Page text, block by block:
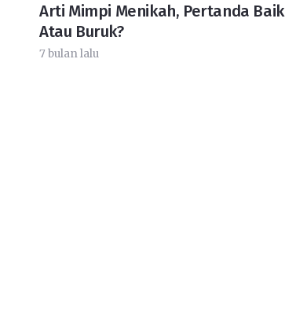
Arti Mimpi Menikah, Pertanda Baik
Atau Buruk?
7 bulan lalu